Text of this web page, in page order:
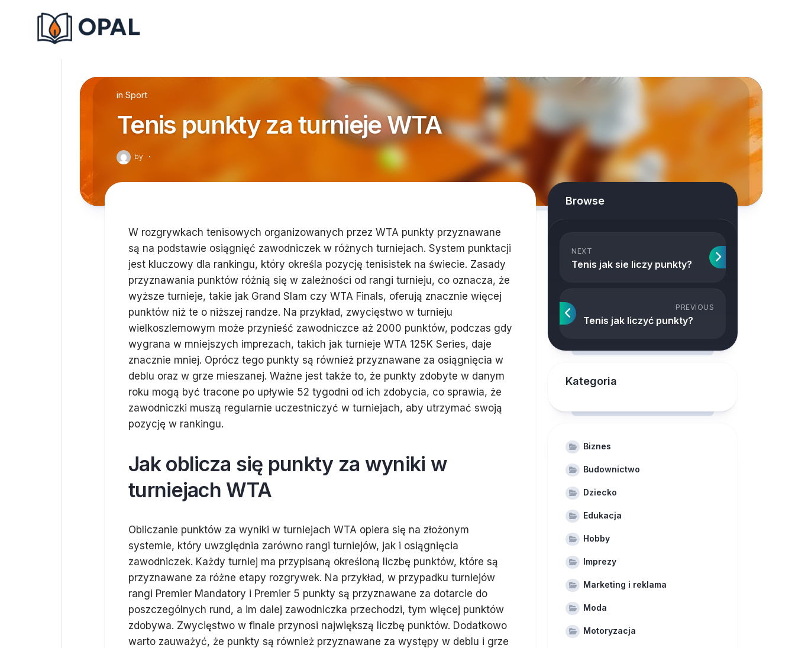
in Sport
Tenis punkty za turnieje WTA
by ·
W rozgrywkach tenisowych organizowanych przez WTA punkty przyznawane
są na podstawie osiągnięć zawodniczek w różnych turniejach. System punktacji
jest kluczowy dla rankingu, który określa pozycję tenisistek na świecie. Zasady
przyznawania punktów różnią się w zależności od rangi turnieju, co oznacza, że
wyższe turnieje, takie jak Grand Slam czy WTA Finals, oferują znacznie więcej
punktów niż te o niższej randze. Na przykład, zwycięstwo w turnieju
wielkoszlemowym może przynieść zawodniczce aż 2000 punktów, podczas gdy
wygrana w mniejszych imprezach, takich jak turnieje WTA 125K Series, daje
znacznie mniej. Oprócz tego punkty są również przyznawane za osiągnięcia w
deblu oraz w grze mieszanej. Ważne jest także to, że punkty zdobyte w danym
roku mogą być tracone po upływie 52 tygodni od ich zdobycia, co sprawia, że
zawodniczki muszą regularnie uczestniczyć w turniejach, aby utrzymać swoją
pozycję w rankingu.
Jak oblicza się punkty za wyniki w
turniejach WTA
Obliczanie punktów za wyniki w turniejach WTA opiera się na złożonym
systemie, który uwzględnia zarówno rangi turniejów, jak i osiągnięcia
zawodniczek. Każdy turniej ma przypisaną określoną liczbę punktów, które są
przyznawane za różne etapy rozgrywek. Na przykład, w przypadku turniejów
rangi Premier Mandatory i Premier 5 punkty są przyznawane za dotarcie do
poszczególnych rund, a im dalej zawodniczka przechodzi, tym więcej punktów
zdobywa. Zwycięstwo w finale przynosi największą liczbę punktów. Dodatkowo
warto zauważyć, że punkty są również przyznawane za występy w deblu i grze
Browse
NEXT
Tenis jak sie liczy punkty?
PREVIOUS
Tenis jak liczyć punkty?
Kategoria
Biznes
Budownictwo
Dziecko
Edukacja
Hobby
Imprezy
Marketing i reklama
Moda
Motoryzacja